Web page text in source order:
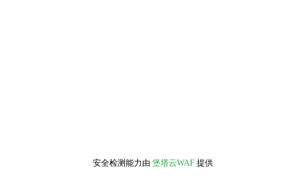
安全检测能力由 堡塔云WAF 提供